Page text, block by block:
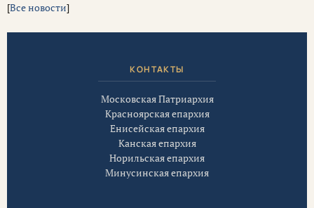
[Все новости]
КОНТАКТЫ
Московская Патриархия
Красноярская епархия
Енисейская епархия
Канская епархия
Норильская епархия
Минусинская епархия